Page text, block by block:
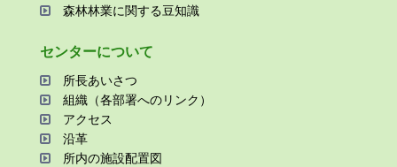
森林林業に関する⾖知識
センターについて
所⻑あいさつ
組織（各部署へのリンク）
アクセス
沿⾰
所内の施設配置図